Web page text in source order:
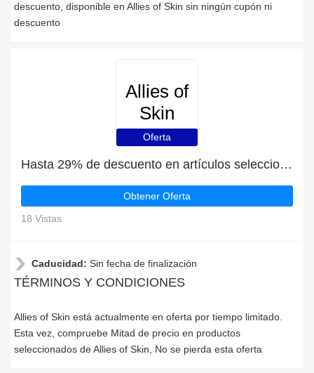
descuento, disponible en Allies of Skin sin ningún cupón ni
descuento
Allies of
Skin
Oferta
Hasta 29% de descuento en artículos seleccionados
Obtener Oferta
18 Vistas
Caducidad: Sin fecha de finalización
TÉRMINOS Y CONDICIONES
Allies of Skin está actualmente en oferta por tiempo limitado.
Esta vez, compruebe Mitad de precio en productos
seleccionados de Allies of Skin, No se pierda esta oferta